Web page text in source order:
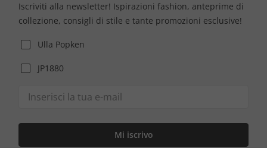
Iscriviti alla newsletter! Ispirazioni fashion, anteprime di
collezione, consigli di stile e tante promozioni esclusive!
Ulla Popken
JP1880
Mi iscrivo